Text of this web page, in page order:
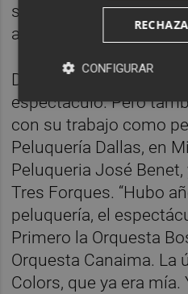
se derrumbó el suelo
arriba”.
Durante años vivió
espectáculo. Pero
con su trabajo como
Peluquería Dallas, en
Peluqueria José
Tres Forques. “Hubo
peluquería, el
Primero la Orquesta
Orquesta Canaima. La
Colors, que ya era mía.
CONFIGURAR